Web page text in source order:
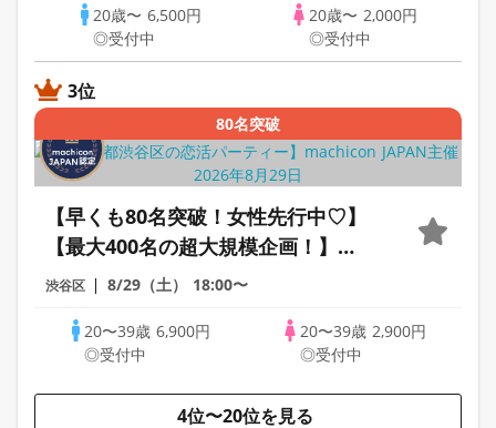
20歳〜6,500円
◎受付中
20歳〜 2,000円
◎受付中
3位
80名突破
【早くも80名突破！女性先行中♡】
【最大400名の超大規模企画！】
MEGA LOVE FES～恋が動き出す出会
渋谷区 8/29（土） 18:00〜
20〜39歳6,900円
◎受付中
20〜39歳 2,900円
◎受付中
4位〜20位を見る